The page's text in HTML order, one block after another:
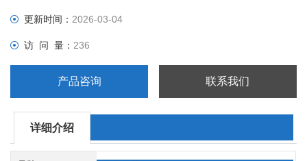
更新时间：2026-03-04
访 问 量：236
产品咨询 联系我们
详细介绍